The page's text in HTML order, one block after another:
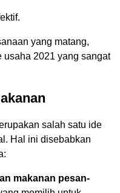
yang matang,
2021 yang sangat
salah satu ide
Hal ini disebabkan
makanan pesan-